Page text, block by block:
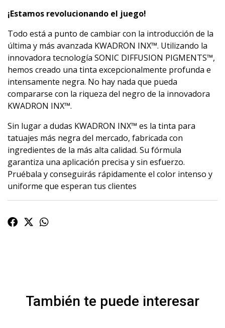
¡Estamos revolucionando el juego!
Todo está a punto de cambiar con la introducción de la
última y más avanzada KWADRON INX™. Utilizando la
innovadora tecnología SONIC DIFFUSION PIGMENTS™,
hemos creado una tinta excepcionalmente profunda e
intensamente negra. No hay nada que pueda
compararse con la riqueza del negro de la innovadora
KWADRON INX™.
Sin lugar a dudas KWADRON INX™ es la tinta para
tatuajes más negra del mercado, fabricada con
ingredientes de la más alta calidad. Su fórmula
garantiza una aplicación precisa y sin esfuerzo.
Pruébala y conseguirás rápidamente el color intenso y
uniforme que esperan tus clientes
También te puede interesar